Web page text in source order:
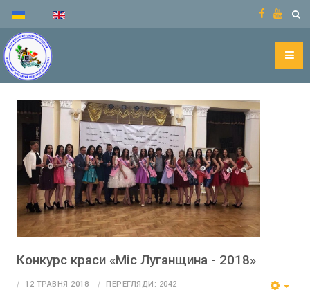
Конкурс краси «Міс Луганщина - 2018»
12 ТРАВНЯ 2018 ПЕРЕГЛЯДИ: 2042